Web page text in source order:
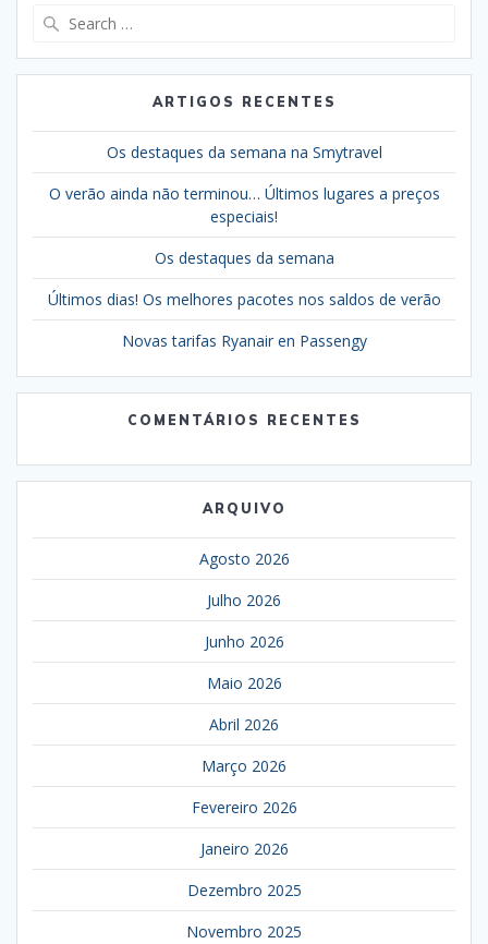
ARTIGOS RECENTES
Os destaques da semana na Smytravel
O verão ainda não terminou… Últimos lugares a preços
especiais!
Os destaques da semana
Últimos dias! Os melhores pacotes nos saldos de verão
Novas tarifas Ryanair en Passengy
COMENTÁRIOS RECENTES
ARQUIVO
Agosto 2026
Julho 2026
Junho 2026
Maio 2026
Abril 2026
Março 2026
Fevereiro 2026
Janeiro 2026
Dezembro 2025
Novembro 2025